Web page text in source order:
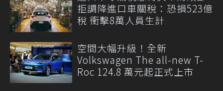
拒調降進口車關稅：恐損523億
稅 衝擊8萬人員生計
空間大幅升級！全新
Volkswagen The all-new T-
Roc 124.8 萬元起正式上市